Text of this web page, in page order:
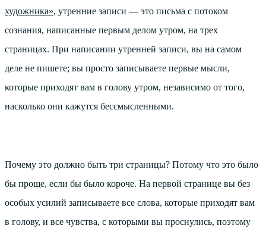
художника», утренние записи — это письма с потоком
сознания, написанные первым делом утром, на трех
страницах. При написании утренней записи, вы на самом
деле не пишете; вы просто записываете первые мысли,
которые приходят вам в голову утром, независимо от того,
насколько они кажутся бессмысленными.
Почему это должно быть три страницы? Потому что это было
бы проще, если бы было короче. На первой странице вы без
особых усилий записываете все слова, которые приходят вам
в голову, и все чувства, с которыми вы проснулись, поэтому